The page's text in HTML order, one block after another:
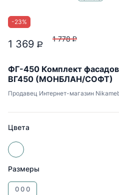
-23%
1 369 P
1 778 P
ФГ-450 Комплект фасадов
ВГ450 (МОНБЛАН/СОФТ)
Продавец Интернет-магазин
Цвета
Размеры
000